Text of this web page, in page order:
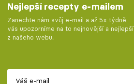
Nejlepší recepty e-mailem
Zanechte nám svůj e-mail a až 5x týdně
vás upozorníme na to nejnovější a nejlepší
z našeho webu.